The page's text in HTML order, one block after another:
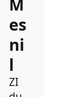
M
es
ni
l
ZI